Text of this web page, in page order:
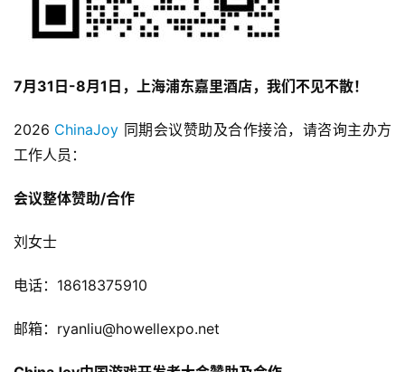
7月31日-8月1日，上海浦东嘉里酒店，我们不见不散！
2026 ChinaJoy 同期会议赞助及合作接洽，请咨询主办方
工作人员：
会议整体赞助/合作
刘女士
电话：18618375910
邮箱：ryanliu@howellexpo.net